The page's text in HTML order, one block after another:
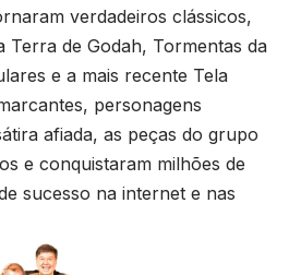
verdadeiros clássicos,
Terra de Godah, Tormentas da
e a mais recente Tela
personagens
afiada, as peças do grupo
e conquistaram milhões de
sucesso na internet e nas